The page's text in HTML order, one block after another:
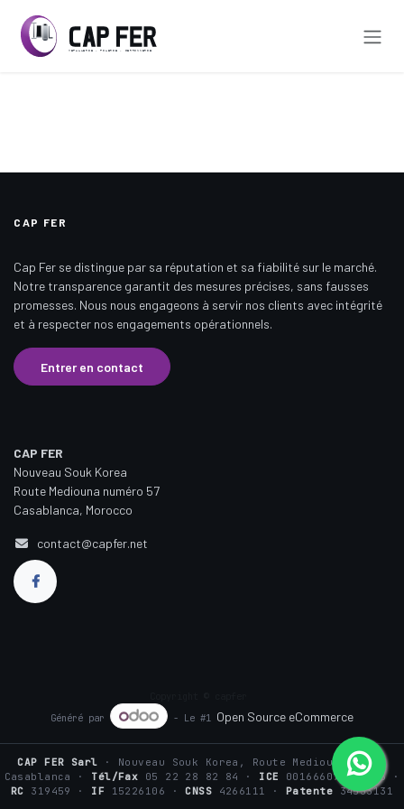
CAP FER
Cap Fer se distingue par sa réputation et sa fiabilité sur le marché.
Notre transparence garantit des mesures précises, sans fausses
promesses. Nous nous engageons à servir nos clients avec intégrité
et à respecter nos engagements opérationnels.
Entrer en contact
CAP FER
Nouveau Souk Korea
Route Mediouna numéro 57
Casablanca, Morocco
contact@capfer.net
Généré par
- Le #1 Open Source eCommerce
CAP FER Sarl · Nouveau Souk Korea, Route Mediouna n°57,
Casablanca · Tél/Fax 05 22 28 82 84 · ICE
001666075000016 ·
RC 319459 · IF 15226106 ·CNSS 4266111 · Patente 34533131